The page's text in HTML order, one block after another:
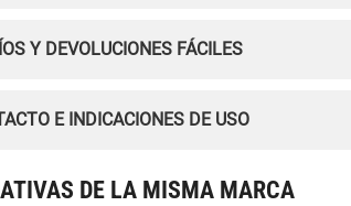
Y DEVOLUCIONES FÁCILES
E INDICACIONES DE USO
DE LA MISMA MARCA